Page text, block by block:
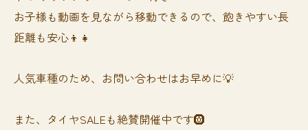
お子様も動画を見ながら移動できるので、飽きやすい長
距離も安心👦👧
人気車種のため、お問い合わせはお早めに💡
また、タイヤSALEも絶賛開催中です🛞